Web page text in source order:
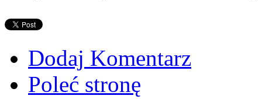
Dodaj Komentarz
Poleć stronę